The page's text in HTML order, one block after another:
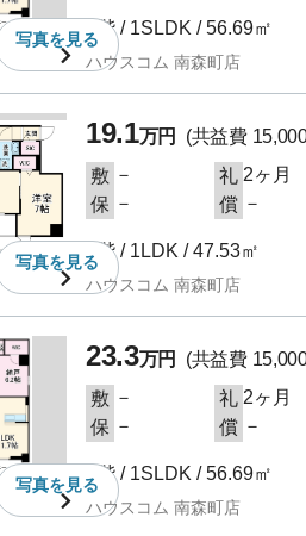
写真を見る
4階 / 1SLDK / 56.69㎡
ハウスコム 南森町店
写真を見る
19.1万円
(共益費
敷 － 礼 2ヶ月
保 － 償 －
4階 / 1LDK / 47.53㎡
ハウスコム 南森町店
写真を見る
23.3万円
(共益費
敷 － 礼 2ヶ月
保 － 償 －
5階 / 1SLDK / 56.69㎡
ハウスコム 南森町店